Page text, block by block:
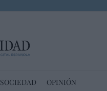
SOCIEDAD
OPINIÓN